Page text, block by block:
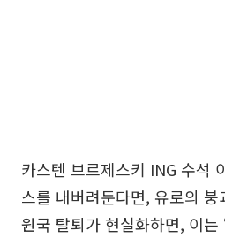
카스텐 브르제스키 ING 수석
스를 내버려둔다면, 유로의
원국 탈퇴가 현실화하면, 이는